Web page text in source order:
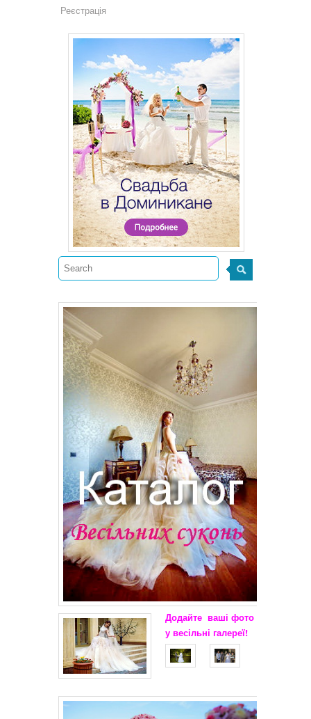
Реєстрація
Додайте ваші фото
у весільні галереї!